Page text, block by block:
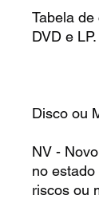
Tabela de
DVD e LP.
Disco ou
NV -
no estado
riscos ou